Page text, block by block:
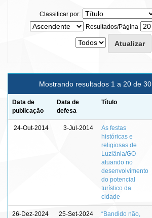
Classificar por:
Resultados/Página
Mostrando resultados 1 a 20 de 30
Data de
publicação
Data de
defesa
Título
24-Out-2014 3-Jul-2014
As festas
históricas e
religiosas de
Luziânia/GO
atuando no
desenvolvimento
do potencial
turístico da
cidade
26-Dez-2024 25-Set-2024
“Bandido não,